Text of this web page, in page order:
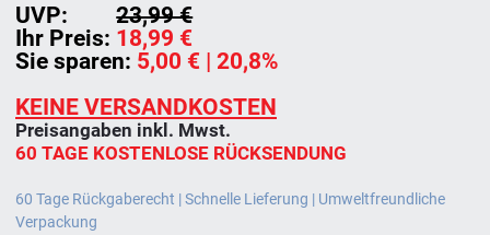
Ihr Preis: 18,99 €
UVP:
23,99 €
Sie sparen: 5,00 € | 20,8%
KEINE VERSANDKOSTEN
Preisangaben inkl. Mwst.
60 TAGE KOSTENLOSE RÜCKSENDUNG
60 Tage Rückgaberecht | Schnelle Lieferung | Umweltfreundliche
Verpackung